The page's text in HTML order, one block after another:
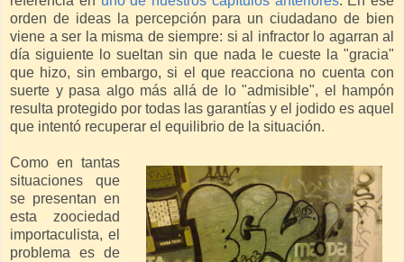
orden de ideas la percepción para un ciudadano de bien
viene a ser la misma de siempre: si al infractor lo agarran al
día siguiente lo sueltan sin que nada le cueste la "gracia"
que hizo, sin embargo, si el que reacciona no cuenta con
suerte y pasa algo más allá de lo "admisible", el hampón
resulta protegido por todas las garantías y el jodido es aquel
que intentó recuperar el equilibrio de la situación.
Como en tantas
situaciones que
se presentan en
esta zoociedad
importaculista, el
problema es de